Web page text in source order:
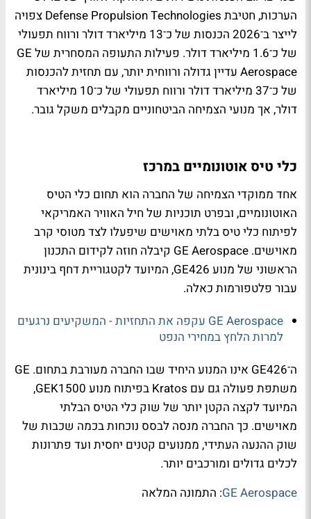
הערכות, חטיבת Defense Propulsion Technologies צפויה
לייצר ב־2026 הכנסות של כ־13 מיליארד דולר ורווח תפעולי
של כ־1.6 מיליארד דולר. פעילות התעופה המסחרית של GE
Aerospace עדיין גדולה ורווחית יותר, עם תחזית להכנסות
של כ־37 מיליארד דולר ורווח תפעולי של כ־10 מיליארד
דולר, אך מנועי הצמיחה הביטחוניים מקבלים משקל גובר.
כלי טיס אוטונומיים במרכז
אחד ממוקדי הצמיחה של החברה הוא תחום כלי הטיס
האוטונומיים, ובפרט תוכניות של חיל האוויר האמריקאי
לפיתוח כלי טיס בלתי מאוישים שיפעלו לצד מטוסי קרב
מאוישים. GE Aerospace קיבלה חוזה לקידום התכנון
הראשוני של מנוע GE426, המיועד לקטגוריית דחף בינונית
עבור פלטפורמות כאלה.
GE Aerospace עקפה את התחזיות - המשקיעים נרגעים
למרות הלחץ במחירי הנפט
ה־GE426 אינו המנוע היחיד שבו החברה מעורבת בתחום. GE
משתפת פעולה גם עם Kratos בפיתוח מנוע GEK1500,
המיועד לקצה הקטן יותר של שוק כלי הטיס הבלתי
מאוישים. כך החברה מנסה לבסס נוכחות בכמה שכבות של
שוק ההנעה העתידי, ממנועים קטנים יחסית ועד פתרונות
לכלים גדולים ומורכבים יותר.
GE Aerospace: התמונה המלאה